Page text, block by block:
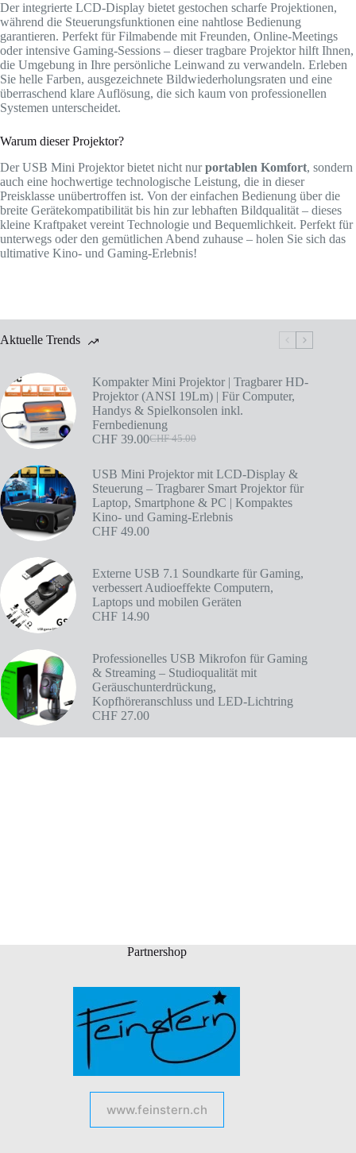
Der integrierte LCD-Display bietet gestochen scharfe Projektionen,
während die Steuerungsfunktionen eine nahtlose Bedienung
garantieren. Perfekt für Filmabende mit Freunden, Online-Meetings
oder intensive Gaming-Sessions – dieser tragbare Projektor hilft Ihnen,
die Umgebung in Ihre persönliche Leinwand zu verwandeln. Erleben
Sie helle Farben, ausgezeichnete Bildwiederholungsraten und eine
überraschend klare Auflösung, die sich kaum von professionellen
Systemen unterscheidet.
Warum dieser Projektor?
Der USB Mini Projektor bietet nicht nurportablen Komfort, sondern
auch eine hochwertige technologische Leistung, die in dieser
Preisklasse unübertroffen ist. Von der einfachen Bedienung über die
breite Gerätekompatibilität bis hin zur lebhaften Bildqualität – dieses
kleine Kraftpaket vereint Technologie und Bequemlichkeit. Perfekt für
unterwegs oder den gemütlichen Abend zuhause – holen Sie sich das
ultimative Kino- und Gaming-Erlebnis!
Aktuelle Trends
Kompakter Mini Projektor | Tragbarer HD-
Projektor (ANSI 19Lm) | Für Computer,
Handys & Spielkonsolen inkl.
Fernbedienung
CHF45.00
CHF 39.00
USB Mini Projektor mit LCD-Display &
Steuerung – Tragbarer Smart Projektor für
Laptop, Smartphone & PC | Kompaktes
Kino- und Gaming-Erlebnis
CHF 49.00
Externe USB 7.1 Soundkarte für Gaming,
verbessert Audioeffekte Computern,
Laptops und mobilen Geräten
CHF 14.90
Professionelles USB Mikrofon für Gaming
& Streaming – Studioqualität mit
Geräuschunterdrückung,
Kopfhöreranschluss und LED-Lichtring
CHF 27.00
Partnershop
www.feinstern.ch